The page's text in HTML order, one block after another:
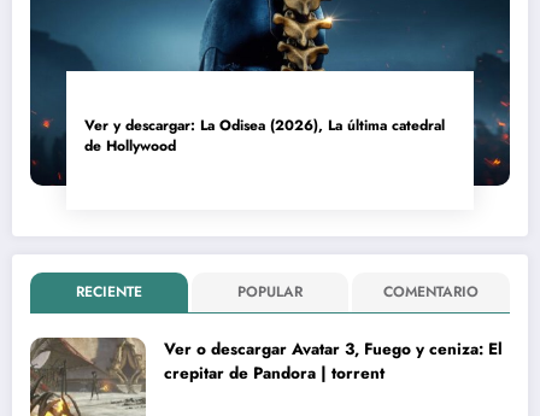
Ver y descargar: La Odisea (2026), La última catedral
de Hollywood
RECIENTE POPULAR COMENTARIO
Ver o descargar Avatar 3, Fuego y ceniza: El
crepitar de Pandora | torrent